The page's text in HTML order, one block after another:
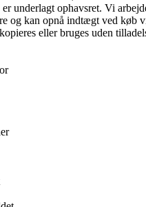
underlagt ophavsret. Vi
og kan opnå indtægt ved køb
eller bruges uden